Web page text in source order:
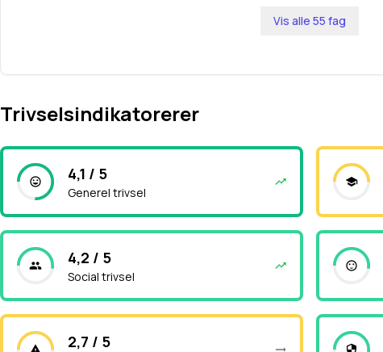
Vis alle 55 fag
Trivselsindikatorerer
4,1 / 5
Generel trivsel
4,2 / 5
Social trivsel
2,7 / 5